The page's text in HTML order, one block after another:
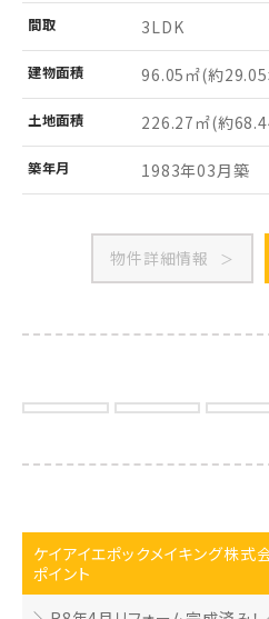
間取 3LDK
建物面積 96.05㎡(約
土地面積 226.27㎡(約
築年月 1983年03月築
物件詳細情報
ケイアイエポックメイキング株式
ポイント